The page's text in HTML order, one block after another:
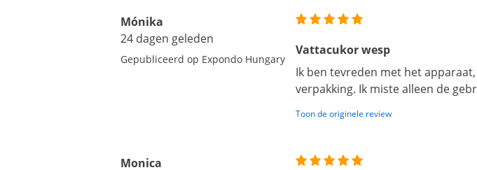
Mónika
24 dagen geleden
Gepubliceerd op Expondo Hungary
Vattacukor wesp
Ik ben tevreden met het
verpakking. Ik miste alleen de
Toon de originele review
Monica